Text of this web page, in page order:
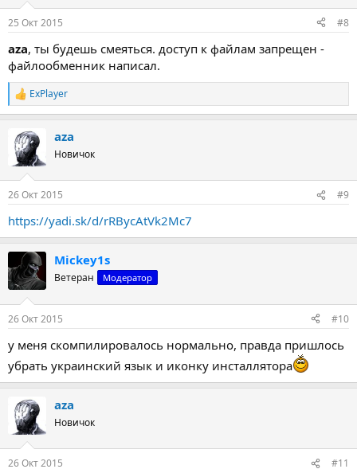
25 Окт 2015 #8
aza, ты будешь смеяться. доступ к файлам запрещен -
файлообменник написал.
Р
е
к
ц
и
ExPlayer
aza
Новичок
26 Окт 2015 #9
https://yadi.sk/d/rRBycAtVk2Mc7
Mickey1s
Ветеран Модератор
26 Окт 2015 #10
у меня скомпилировалось нормально, правда пришлось
убрать украинский язык и иконку инсталлятора
aza
Новичок
26 Окт 2015 #11